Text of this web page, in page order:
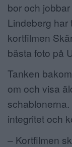
bor och
Lindeberg har
kortfilmen
bästa foto på
Tanken
om och visa
integritet och
– Kortfilmen